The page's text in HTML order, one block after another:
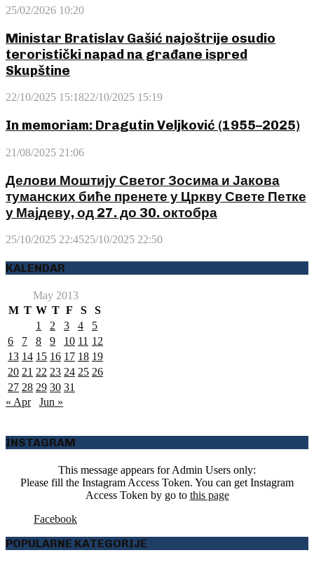
25/02/2026 10:20
Ministar Bratislav Gašić najoštrije osudio
teroristički napad na građane ispred
Skupštine
22/10/2025 15:1822/10/2025 15:19
In memoriam: Dragutin Veljković (1955–2025)
21/08/2025 21:06
Делови Моштију Светог Зосима и Јакова
туманских биће пренете у Цркву Свете Петке
у Мајдеву, од 27. до 30. октобра
25/10/2025 22:4525/10/2025 22:50
KALENDAR
May 2013
M T W T F S
S
1
2 3 4
5
6
7 8 9 10 11 12
13 14 15 16 17 18 19
20 21 22 23 24 25 26
27 28 29 30 31
« Apr
Jun »
INSTAGRAM
This message appears for Admin Users only:
Please fill the Instagram Access Token. You can get Instagram
Access Token by go to this page
Facebook
POPULARNE KATEGORIJE